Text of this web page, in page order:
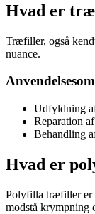
Hvad er
Træfiller, også
nuance.
Udfyldning
Reparation
Behandling
Hvad er
Polyfilla træfiller er
modstå krympning